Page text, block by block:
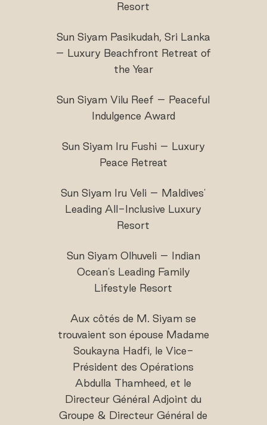
Resort
Sun Siyam Pasikudah, Sri Lanka
– Luxury Beachfront Retreat of
the Year
Sun Siyam Vilu Reef – Peaceful
Indulgence Award
Sun Siyam Iru Fushi – Luxury
Peace Retreat
Sun Siyam Iru Veli – Maldives'
Leading All-Inclusive Luxury
Resort
Sun Siyam Olhuveli – Indian
Ocean's Leading Family
Lifestyle Resort
Aux côtés de M. Siyam se
trouvaient son épouse Madame
Soukayna Hadfi, le Vice-
Président des Opérations
Abdulla Thamheed, et le
Directeur Général Adjoint du
Groupe & Directeur Général de